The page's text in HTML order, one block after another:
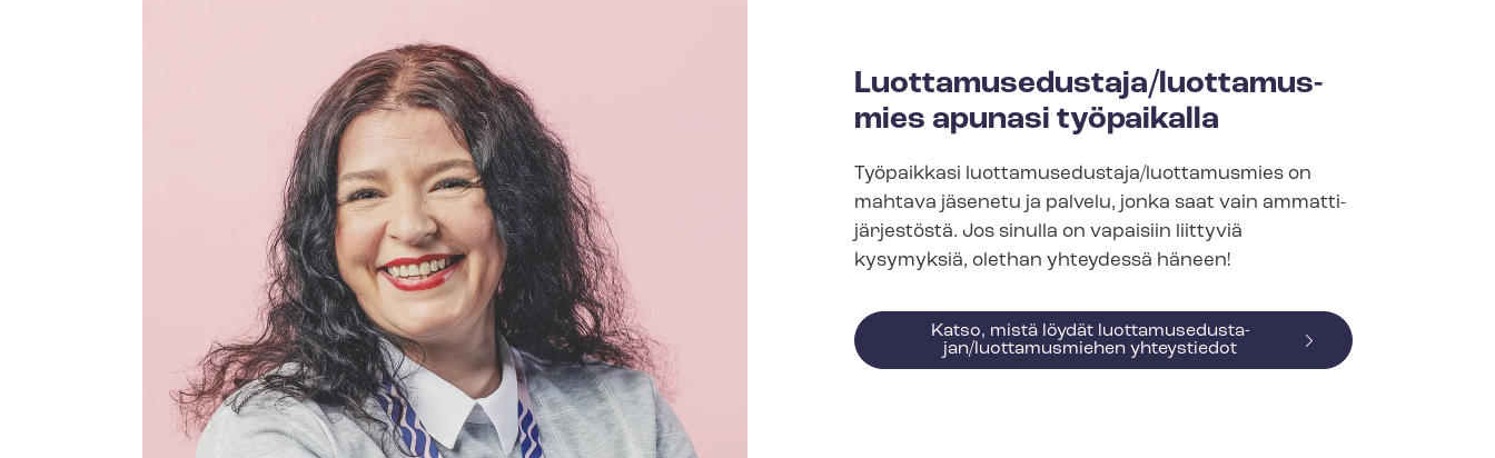
Luot­ta­muse­dus­ta­ja/luot­ta­mus­
mies apu­na­si työ­pai­kal­la
Työpaikkasi luottamusedustaja/luottamusmies on
mahtava jäsenetu ja palvelu, jonka saat vain am­mat­ti­
jär­jes­tös­tä. Jos sinulla on vapaisiin liittyviä
kysymyksiä, olethan yhteydessä häneen!
Katso, mistä löydät luot­ta­muse­dus­ta­
jan/luottamusmiehen yhteystiedot